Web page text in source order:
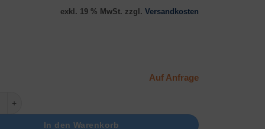
exkl. 19 % MwSt. zzgl. Versandkosten
Auf Anfrage
MU900 Menge
In den Warenkorb